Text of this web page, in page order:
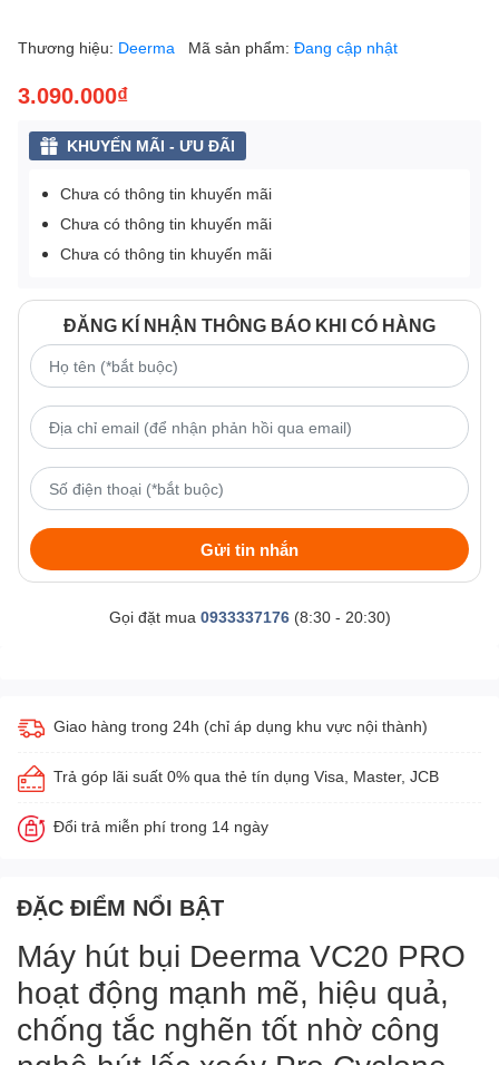
Thương hiệu: Deerma Mã sản phẩm: Đang cập nhật
3.090.000₫
KHUYẾN MÃI - ƯU ĐÃI
Chưa có thông tin khuyến mãi
Chưa có thông tin khuyến mãi
Chưa có thông tin khuyến mãi
ĐĂNG KÍ NHẬN THÔNG BÁO KHI CÓ HÀNG
Gửi tin nhắn
Gọi đặt mua 0933337176(8:30 - 20:30)
Giao hàng trong 24h (chỉ áp dụng khu vực nội thành)
Trả góp lãi suất 0% qua thẻ tín dụng Visa, Master, JCB
Đổi trả miễn phí trong 14 ngày
ĐẶC ĐIỂM NỔI BẬT
Máy hút bụi Deerma VC20 PRO
hoạt động mạnh mẽ, hiệu quả,
chống tắc nghẽn tốt nhờ công